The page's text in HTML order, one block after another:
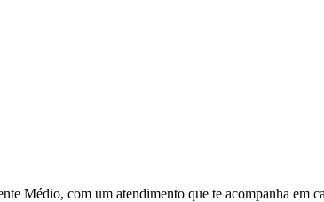
Médio, com um atendimento que te acompanha em